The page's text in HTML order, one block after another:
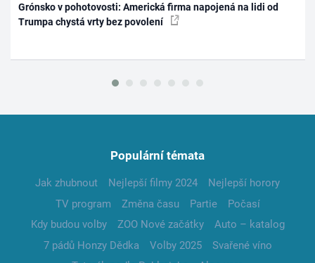
Grónsko v pohotovosti: Americká firma napojená na lidi od
Trumpa chystá vrty bez povolení
Populární témata
Jak zhubnout Nejlepší filmy 2024
Nejlepší horory
TV program
Změna času Partie
Počasí
Kdy budou volby
ZOO Nové začátky
Auto – katalog
7 pádů Honzy Dědka
Volby 2025
Svařené víno